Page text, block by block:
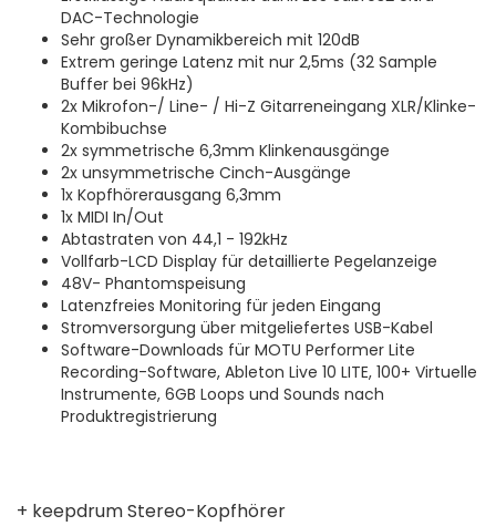
DAC-Technologie
Sehr großer Dynamikbereich mit 120dB
Extrem geringe Latenz mit nur 2,5ms (32 Sample
Buffer bei 96kHz)
2x Mikrofon-/ Line- / Hi-Z Gitarreneingang XLR/Klinke-
Kombibuchse
2x symmetrische 6,3mm Klinkenausgänge
2x unsymmetrische Cinch-Ausgänge
1x Kopfhörerausgang 6,3mm
1x MIDI In/Out
Abtastraten von 44,1 - 192kHz
Vollfarb-LCD Display für detaillierte Pegelanzeige
48V- Phantomspeisung
Latenzfreies Monitoring für jeden Eingang
Stromversorgung über mitgeliefertes USB-Kabel
Software-Downloads für MOTU Performer Lite
Recording-Software, Ableton Live 10 LITE, 100+ Virtuelle
Instrumente, 6GB Loops und Sounds nach
Produktregistrierung
+ keepdrum Stereo-Kopfhörer